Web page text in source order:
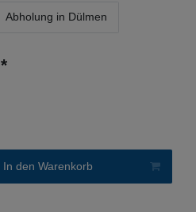
Abholung in Dülmen
*
In den Warenkorb